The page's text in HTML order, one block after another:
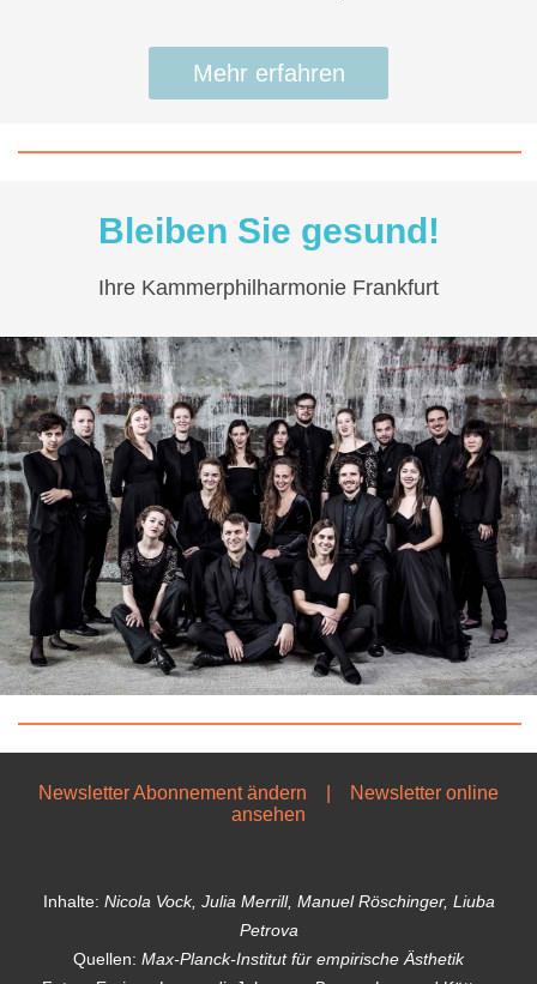
Mehr erfahren
Bleiben Sie gesund!
Ihre Kammerphilharmonie Frankfurt
Newsletter Abonnement ändern
Newsletter online
ansehen
Inhalte: Nicola Vock, Julia Merrill, Manuel Röschinger, Liuba
Petrova
Quellen: Max-Planck-Institut für empirische Ästhetik